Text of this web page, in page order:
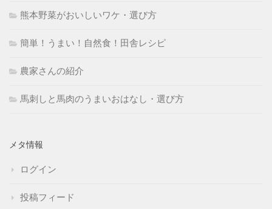
熊本野菜がおいしいワケ・選び方
簡単！うまい！自然食！田舎レシピ
農家さんの紹介
馬刺しと馬肉のうまいおはなし・選び方
メタ情報
ログイン
投稿フィード